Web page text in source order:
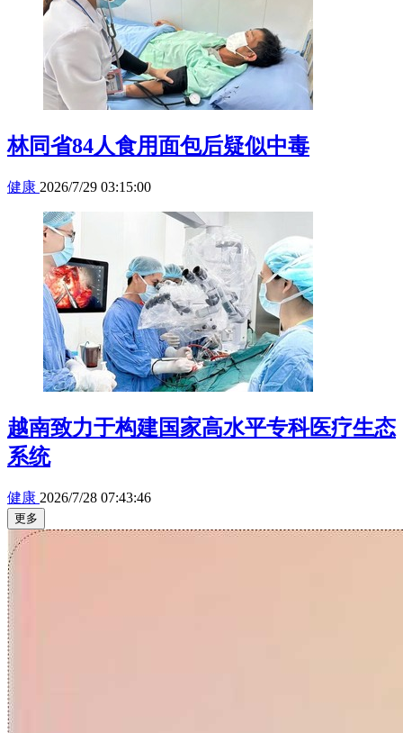
林同省84人食用面包后疑似中毒
健康 2026/7/29 03:15:00
越南致力于构建国家高水平专科医疗生态
系统
健康 2026/7/28 07:43:46
更多